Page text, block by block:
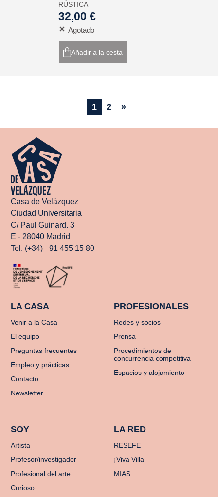
RÚSTICA
32,00 €
Agotado
Añadir a la cesta
1 2 »
Casa de Velázquez
Ciudad Universitaria
C/ Paul Guinard, 3
E - 28040 Madrid
Tel. (+34) - 91 455 15 80
LA CASA
Venir a la Casa
El equipo
Preguntas frecuentes
Empleo y prácticas
Contacto
Newsletter
PROFESIONALES
Redes y socios
Prensa
Procedimientos de
concurrencia competitiva
Espacios y alojamiento
SOY
Artista
Profesor/investigador
Profesional del arte
Curioso
LA RED
RESEFE
¡Viva Villa!
MIAS